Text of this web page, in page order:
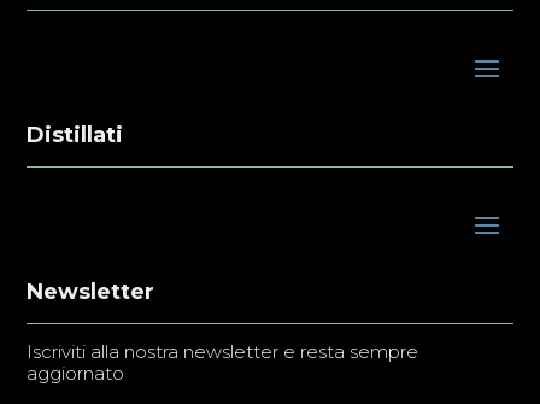
Distillati
Newsletter
Iscriviti alla nostra newsletter e resta sempre
aggiornato